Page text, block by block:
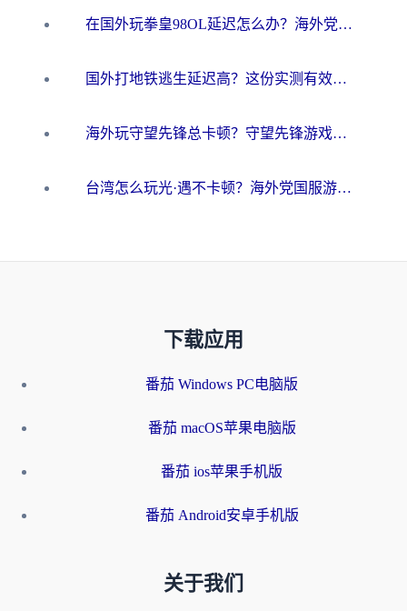
在国外玩拳皇98OL延迟怎么办？海外党亲测有效的低延迟指南
国外打地铁逃生延迟高？这份实测有效的低延迟指南帮你吃鸡
海外玩守望先锋总卡顿？守望先锋游戏加速器在哪里买&避坑指南（附欧洲非洲游戏实测）
台湾怎么玩光·遇不卡顿？海外党国服游戏加速终极攻略（附实测体验）
下载应用
番茄 Windows PC电脑版
番茄 macOS苹果电脑版
番茄 ios苹果手机版
番茄 Android安卓手机版
关于我们